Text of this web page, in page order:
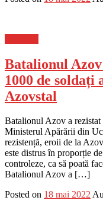
Batalionul
1000 de
Azovstal
Batalionul Azov a
Ministerul Apărării din
rezistență, eroii de la
este distrus în proporție
controleze, ca să poată
Batalionul Azov a […]
Posted on 18 mai 2022